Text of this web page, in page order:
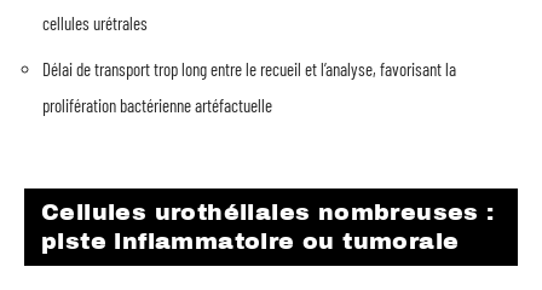
cellules urétrales
Délai de transport trop long entre le recueil et l’analyse, favorisant la
prolifération bactérienne artéfactuelle
Cellules urothéliales nombreuses :
piste inflammatoire ou tumorale